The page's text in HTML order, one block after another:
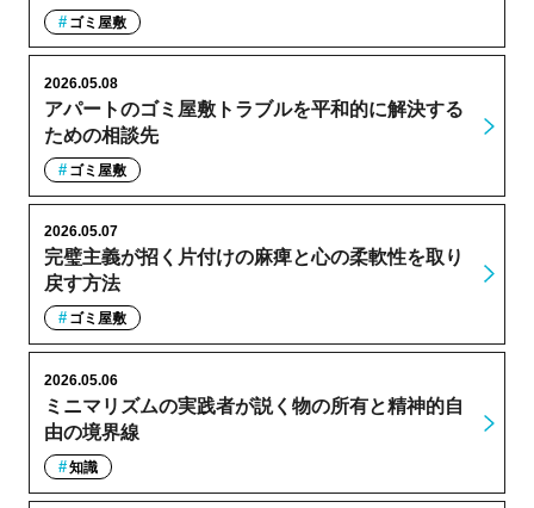
ゴミ屋敷
アパートのゴミ屋敷トラブルを平和的に解決する
ための相談先
2026.05.08
ゴミ屋敷
完璧主義が招く片付けの麻痺と心の柔軟性を取り
戻す方法
2026.05.07
ゴミ屋敷
ミニマリズムの実践者が説く物の所有と精神的自
由の境界線
2026.05.06
知識